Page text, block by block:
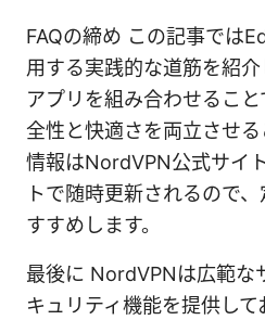
FAQの締め この記事では
用する実践的な道筋を紹
アプリを組み合わせるこ
全性と快適さを両立させ
情報はNordVPN公式サイ
トで随時更新されるので
すすめします。
最後に NordVPNは広範な
キュリティ機能を提供し